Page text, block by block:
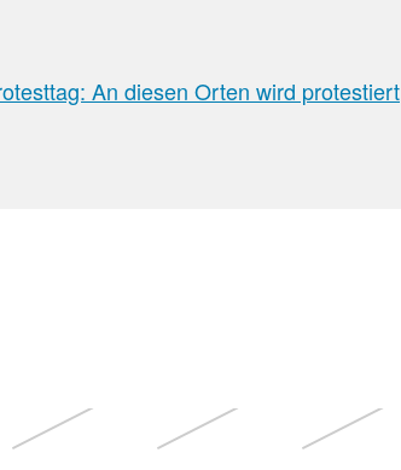
An diesen Orten wird protestiert